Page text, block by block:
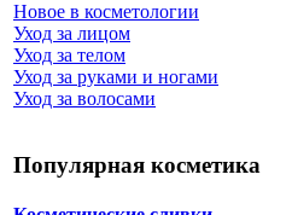
Новое в косметологии
Уход за лицом
Уход за телом
Уход за руками и ногами
Уход за волосами
Популярная косметика